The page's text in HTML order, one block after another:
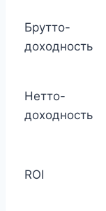
Брутто-
доходность
Нетто-
доходность
ROI